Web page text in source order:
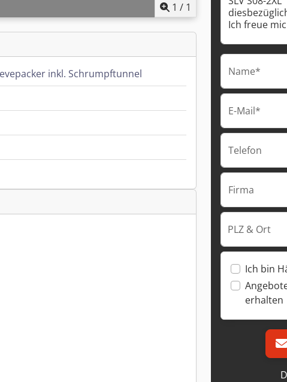
1 / 1
inkl. Schrumpftunnel
Name*
E-Mail*
Telefon
Firma
PLZ & Ort
Ich bin
erhalten